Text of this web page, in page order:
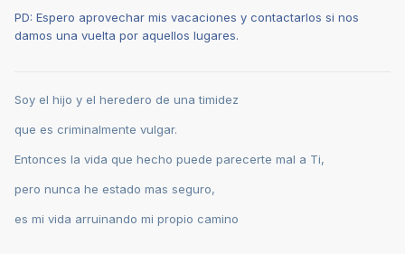
PD: Espero aprovechar mis vacaciones y contactarlos si nos
damos una vuelta por aquellos lugares.
Soy el hijo y el heredero de una timidez
que es criminalmente vulgar.
Entonces la vida que hecho puede parecerte mal a Ti,
pero nunca he estado mas seguro,
es mi vida arruinando mi propio camino